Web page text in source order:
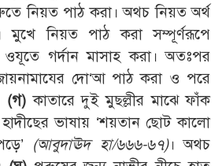
নিয়ত পাঠ করা। অথচ নিয়ত অর্থ
মুখে নিয়ত পাঠ করা সম্পূর্ণরূপে
গর্দান মাসাহ করা। অতঃপর
দো‘আ পাঠ করা ও পরে
(গ) কাতারে দুই মুছল্লীর মাঝে ফাঁক
হাদীছের ভাষায় ‘শয়তান ছোট কালো
(আবুদাঊদ হা/৬৬৬-৬৭)। অথচ